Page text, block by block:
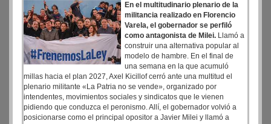
En el multitudinario plenario de la
militancia realizado en Florencio
Varela, el gobernador se perfiló
como antagonista de Milei. Llamó a
construir una alternativa popular al
modelo de hambre. En el final de
una semana en la que acumuló
millas hacia el plan 2027, Axel Kicillof cerró ante una multitud el
plenario militante «La Patria no se vende», organizado por
intendentes, movimientos sociales y sindicatos que le vienen
pidiendo que conduzca el peronismo. Allí, el gobernador volvió a
posicionarse como el principal opositor a Javier Milei y llamó a